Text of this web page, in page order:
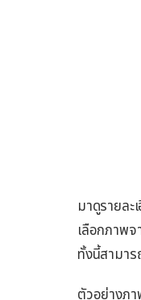
มาดูรายละ
เลือกภาพ
ทั้งนี้สามาร
ตัวอย่างภ